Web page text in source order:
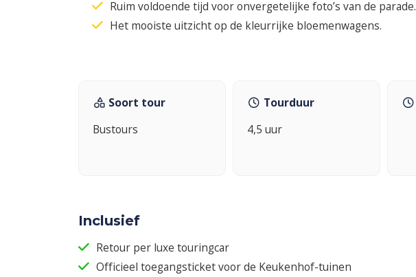
Ruim voldoende tijd voor onvergetelijke foto’s van de parade.
Het mooiste uitzicht op de kleurrijke bloemenwagens.
Soort tour
Bustours
Tourduur
4,5 uur
Inclusief
Retour per luxe touringcar
Officieel toegangsticket voor de Keukenhof-tuinen